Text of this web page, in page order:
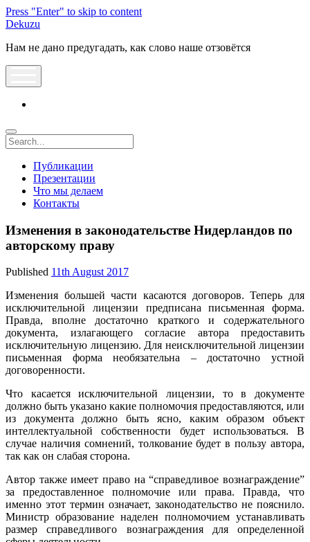
Press "Enter" to skip to content
Dekuzu
Нам не дано предугадать, как слово наше отзовётся
Search
Публикации
Презентации
Что мы делаем
Контакты
Изменения в законодательстве Нидерландов по
авторскому праву
Published 11th August 2017
Изменения большей части касаются договоров. Теперь для
исключительной лицензии предписана письменная форма.
Правда, вполне достаточно краткого и содержательного
документа, излагающего согласие автора предоставить
исключительную лицензию. Для неисключительной лицензии
письменная форма необязательна – достаточно устной
договоренности.
Что касается исключительной лицензии, то в документе
должно быть указано какие полномочия предоставляются, или
из документа должно быть ясно, каким образом объект
интеллектуальной собственности будет использоваться. В
случае наличия сомнений, толкование будет в пользу автора,
так как он слабая сторона.
Автор также имеет право на “справедливое вознаграждение”
за предоставленное полномочие или права. Правда, что
именно этот термин означает, законодательство не пояснило.
Министр образование наделен полномочием устанавливать
размер справедливого вознаграждения для определенной